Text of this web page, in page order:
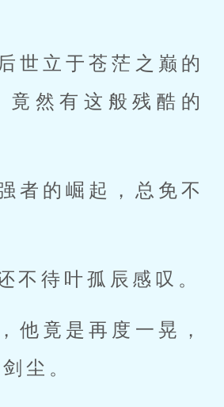
世立于苍茫之巅的
竟然有这般残酷的
者的崛起，总免不
不待叶孤辰感叹。
他竟是再度一晃，
尘。